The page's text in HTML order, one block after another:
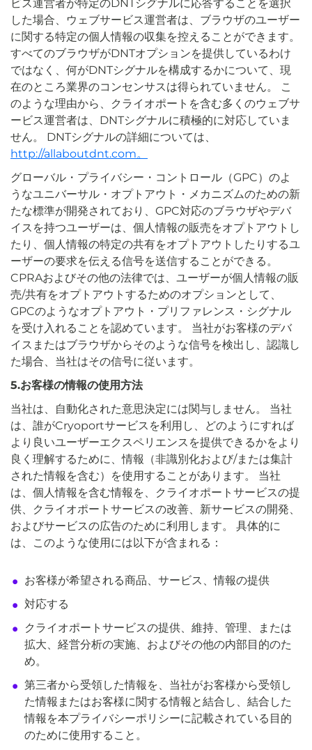
ビス運営者が特定のDNTシグナルに応答することを選択
した場合、ウェブサービス運営者は、ブラウザのユーザー
に関する特定の個人情報の収集を控えることができます。
すべてのブラウザがDNTオプションを提供しているわけ
ではなく、何がDNTシグナルを構成するかについて、現
在のところ業界のコンセンサスは得られていません。 こ
のような理由から、クライオポートを含む多くのウェブサ
ービス運営者は、DNTシグナルに積極的に対応していま
せん。 DNTシグナルの詳細については、
http://allaboutdnt.com。
グローバル・プライバシー・コントロール（GPC）のよ
うなユニバーサル・オプトアウト・メカニズムのための新
たな標準が開発されており、GPC対応のブラウザやデバ
イスを持つユーザーは、個人情報の販売をオプトアウトし
たり、個人情報の特定の共有をオプトアウトしたりするユ
ーザーの要求を伝える信号を送信することができる。
CPRAおよびその他の法律では、ユーザーが個人情報の販
売/共有をオプトアウトするためのオプションとして、
GPCのようなオプトアウト・プリファレンス・シグナル
を受け入れることを認めています。 当社がお客様のデバ
イスまたはブラウザからそのような信号を検出し、認識し
た場合、当社はその信号に従います。
5.お客様の情報の使用方法
当社は、自動化された意思決定には関与しません。 当社
は、誰がCryoportサービスを利用し、どのようにすれば
より良いユーザーエクスペリエンスを提供できるかをより
良く理解するために、情報（非識別化および/または集計
された情報を含む）を使用することがあります。 当社
は、個人情報を含む情報を、クライオポートサービスの提
供、クライオポートサービスの改善、新サービスの開発、
およびサービスの広告のために利用します。 具体的に
は、このような使用には以下が含まれる：
お客様が希望される商品、サービス、情報の提供
対応する
クライオポートサービスの提供、維持、管理、または
拡大、経営分析の実施、およびその他の内部目的のた
め。
第三者から受領した情報を、当社がお客様から受領し
た情報またはお客様に関する情報と結合し、結合した
情報を本プライバシーポリシーに記載されている目的
のために使用すること。